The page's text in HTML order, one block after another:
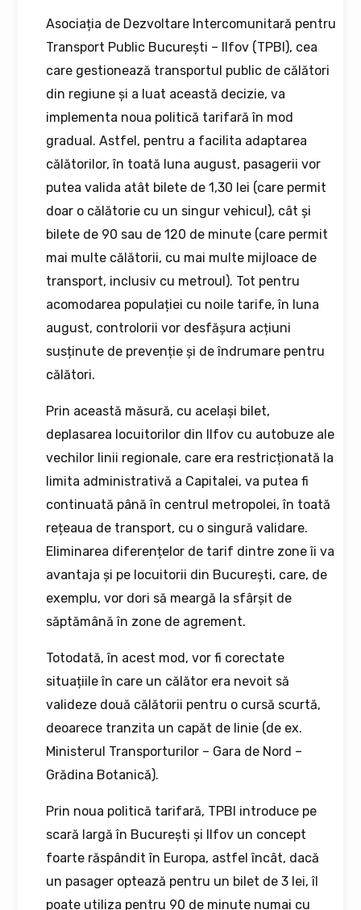
Asociația de Dezvoltare Intercomunitară pentru
Transport Public București – Ilfov (TPBI), cea
care gestionează transportul public de călători
din regiune și a luat această decizie, va
implementa noua politică tarifară în mod
gradual. Astfel, pentru a facilita adaptarea
călătorilor, în toată luna august, pasagerii vor
putea valida atât bilete de 1,30 lei (care permit
doar o călătorie cu un singur vehicul), cât și
bilete de 90 sau de 120 de minute (care permit
mai multe călătorii, cu mai multe mijloace de
transport, inclusiv cu metroul). Tot pentru
acomodarea populației cu noile tarife, în luna
august, controlorii vor desfășura acțiuni
susținute de prevenție și de îndrumare pentru
călători.
Prin această măsură, cu același bilet,
deplasarea locuitorilor din Ilfov cu autobuze ale
vechilor linii regionale, care era restricționată la
limita administrativă a Capitalei, va putea fi
continuată până în centrul metropolei, în toată
rețeaua de transport, cu o singură validare.
Eliminarea diferențelor de tarif dintre zone îi va
avantaja și pe locuitorii din București, care, de
exemplu, vor dori să meargă la sfârșit de
săptămână în zone de agrement.
Totodată, în acest mod, vor fi corectate
situațiile în care un călător era nevoit să
valideze două călătorii pentru o cursă scurtă,
deoarece tranzita un capăt de linie (de ex.
Ministerul Transporturilor – Gara de Nord –
Grădina Botanică).
Prin noua politică tarifară, TPBI introduce pe
scară largă în București și Ilfov un concept
foarte răspândit în Europa, astfel încât, dacă
un pasager optează pentru un bilet de 3 lei, îl
poate utiliza pentru 90 de minute numai cu